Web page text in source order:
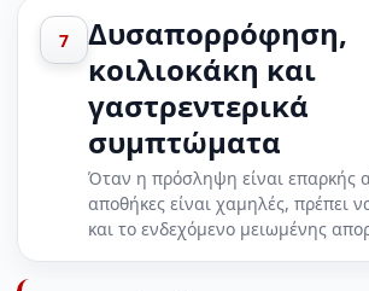
7
Δυσαπορρόφηση,
κοιλιοκάκη και
γαστρεντερικά
συμπτώματα
Όταν η πρόσληψη είναι επαρκής
αποθήκες είναι χαμηλές, πρέπει
και το ενδεχόμενο μειωμένης